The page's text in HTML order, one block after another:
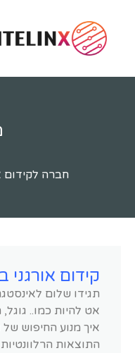
חברה לקידום
קידום
אט להיות כמו.. גוגל,
איך מנוע החיפוש
התוצאות